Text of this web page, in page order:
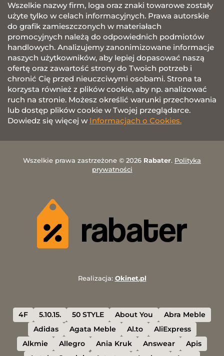
Wszelkie nazwy firm, loga oraz znaki towarowe zostały
użyte tylko w celach informacyjnych. Prawa autorskie
do grafik zamieszczonych w materiałach
promocyjnych należą do odpowiednich podmiotów
handlowych. Analizujemy zanonimizowane informacje
naszych użytkowników, aby lepiej dopasować naszą
ofertę oraz zawartość strony do Twoich potrzeb i
chronić Cię przed nieuczciwymi osobami. Strona ta
korzysta również z plików cookie, aby np. analizować
ruch na stronie. Możesz określić warunki przechowania
lub dostęp plików cookie w Twojej przeglądarce.
Dowiedz się więcej w Informacjach o Cookies.
Wszelkie prawa zastrzeżone © 2026 Rabater. Polityka
prywatności
Realizacja: Okinet.pl
4F 5.10.15. 50 STYLE About You
Abra Meble
Adidas
Agata Meble Al.to
AliExpress
Alkmie
Allegro Ania Kruk Answear
Apis